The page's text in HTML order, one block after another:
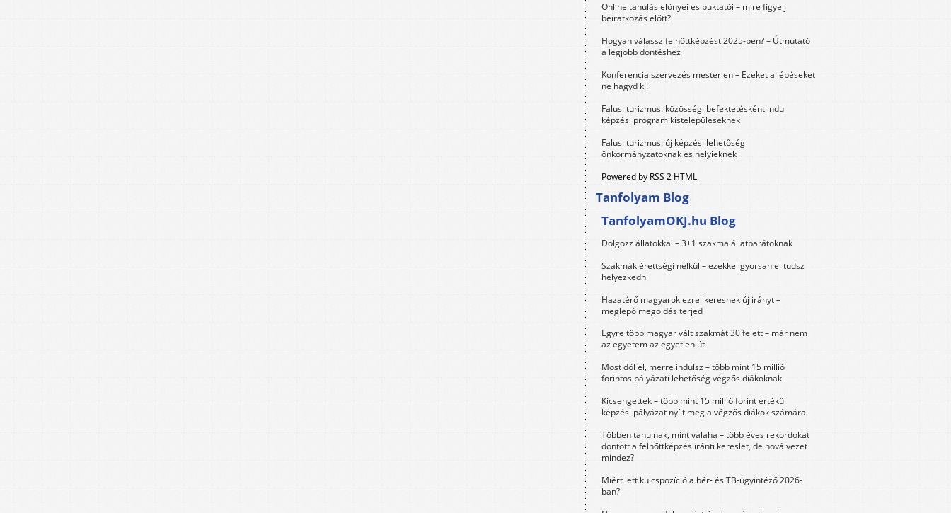
Online tanulás előnyei és buktatói – mire figyelj
beiratkozás előtt?
Hogyan válassz felnőttképzést 2025-ben? – Útmutató
a legjobb döntéshez
Konferencia szervezés mesterien – Ezeket a lépéseket
ne hagyd ki!
Falusi turizmus: közösségi befektetésként indul
képzési program kistelepüléseknek
Falusi turizmus: új képzési lehetőség
önkormányzatoknak és helyieknek
Powered by RSS 2 HTML
Tanfolyam Blog
TanfolyamOKJ.hu Blog
Dolgozz állatokkal – 3+1 szakma állatbarátoknak
Szakmák érettségi nélkül – ezekkel gyorsan el tudsz
helyezkedni
Hazatérő magyarok ezrei keresnek új irányt –
meglepő megoldás terjed
Egyre több magyar vált szakmát 30 felett – már nem
az egyetem az egyetlen út
Most dől el, merre indulsz – több mint 15 millió
forintos pályázati lehetőség végzős diákoknak
Kicsengettek – több mint 15 millió forint értékű
képzési pályázat nyílt meg a végzős diákok számára
Többen tanulnak, mint valaha – több éves rekordokat
döntött a felnőttképzés iránti kereslet, de hová vezet
mindez?
Miért lett kulcspozíció a bér- és TB-ügyintéző 2026-
ban?